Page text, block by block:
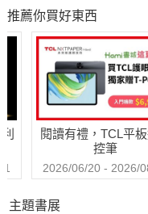
推薦你買好東西
閱讀有禮，TCL平
控筆
2026/06/20 - 2026/
主題書展